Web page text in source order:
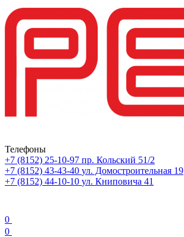
Телефоны
+7 (8152) 25-10-97 пр. Кольский 51/2
+7 (8152) 43-43-40 ул. Домостроительная 19
+7 (8152) 44-10-10 ул. Книповича 41
0
0